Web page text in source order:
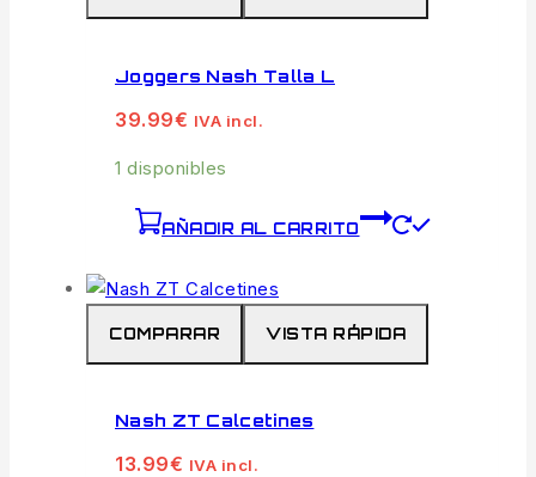
Joggers Nash Talla L
39.99€ IVA incl.
1 disponibles
AÑADIR AL CARRITO
COMPARAR VISTA RÁPIDA
Nash ZT Calcetines
13.99€ IVA incl.